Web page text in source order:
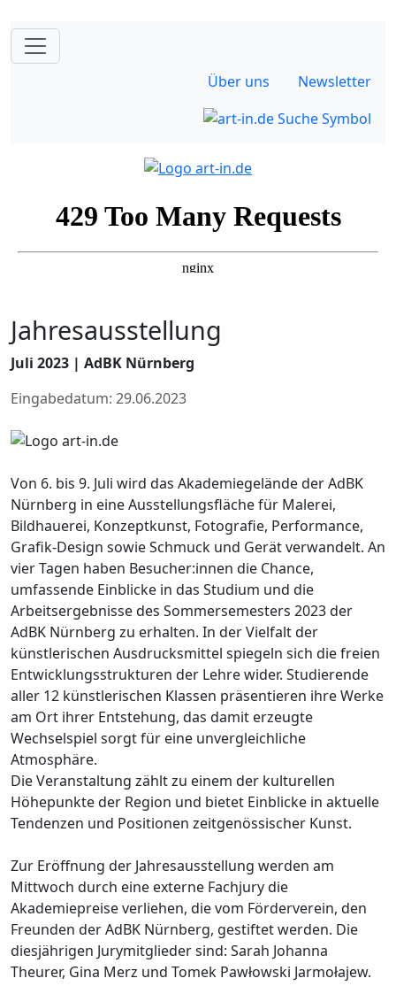
Über uns Newsletter
Jahresausstellung
Juli 2023 | AdBK Nürnberg
Eingabedatum: 29.06.2023
Von 6. bis 9. Juli wird das Akademiegelände der AdBK
Nürnberg in eine Ausstellungsfläche für Malerei,
Bildhauerei, Konzeptkunst, Fotografie, Performance,
Grafik-Design sowie Schmuck und Gerät verwandelt. An
vier Tagen haben Besucher:innen die Chance,
umfassende Einblicke in das Studium und die
Arbeitsergebnisse des Sommersemesters 2023 der
AdBK Nürnberg zu erhalten. In der Vielfalt der
künstlerischen Ausdrucksmittel spiegeln sich die freien
Entwicklungsstrukturen der Lehre wider. Studierende
aller 12 künstlerischen Klassen präsentieren ihre Werke
am Ort ihrer Entstehung, das damit erzeugte
Wechselspiel sorgt für eine unvergleichliche
Atmosphäre.
Die Veranstaltung zählt zu einem der kulturellen
Höhepunkte der Region und bietet Einblicke in aktuelle
Tendenzen und Positionen zeitgenössischer Kunst.
Zur Eröffnung der Jahresausstellung werden am
Mittwoch durch eine externe Fachjury die
Akademiepreise verliehen, die vom Förderverein, den
Freunden der AdBK Nürnberg, gestiftet werden. Die
diesjährigen Jurymitglieder sind: Sarah Johanna
Theurer, Gina Merz und Tomek Pawłowski Jarmołajew.